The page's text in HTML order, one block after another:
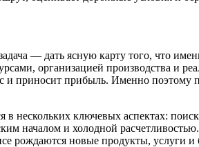
— дать ясную карту того, что
организацией производства и
прибыль. Именно поэтому
в нескольких ключевых аспектах:
началом и холодной
рождаются новые продукты,